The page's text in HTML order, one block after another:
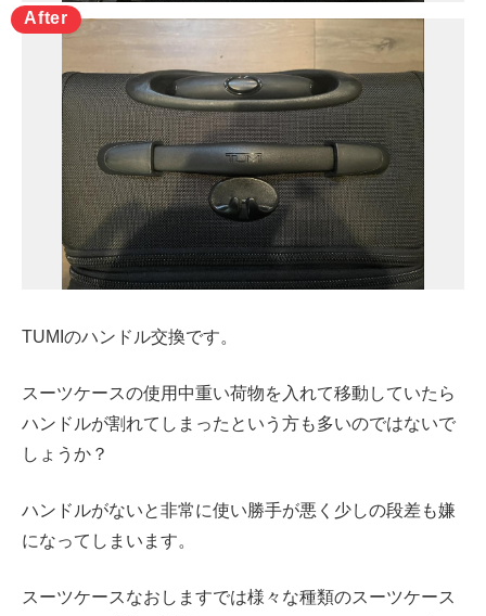
TUMIのハンドル交換です。
スーツケースの使用中重い荷物を入れて移動していたら
ハンドルが割れてしまったという方も多いのではないで
しょうか？
ハンドルがないと非常に使い勝手が悪く少しの段差も嫌
になってしまいます。
スーツケースなおしますでは様々な種類のスーツケース